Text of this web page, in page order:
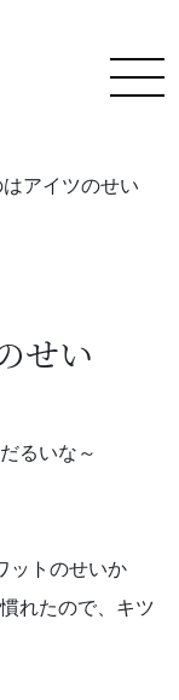
アイツのせい
せい
るいな～
ットのせいか
れたので、キツ